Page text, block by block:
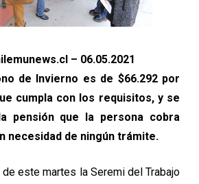
– 06.05.2021
de Invierno es de $66.292 por
cumpla con los requisitos, y se
pensión que la persona cobra
necesidad de ningún trámite.
este martes la Seremi del Trabajo